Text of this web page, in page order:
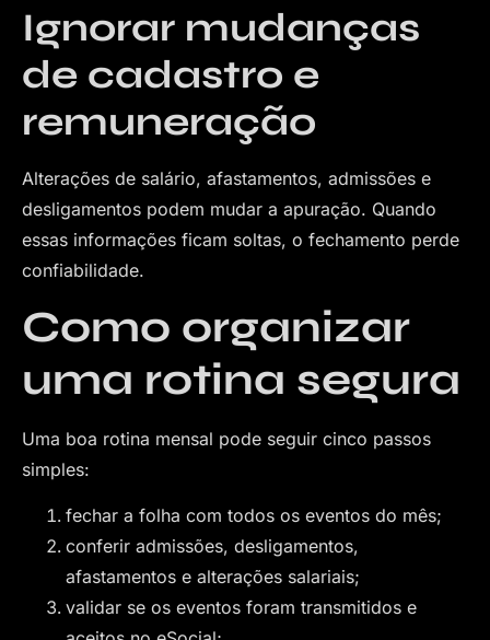
Ignorar mudanças
de cadastro e
remuneração
Alterações de salário, afastamentos, admissões e
desligamentos podem mudar a apuração. Quando
essas informações ficam soltas, o fechamento perde
confiabilidade.
Como organizar
uma rotina segura
Uma boa rotina mensal pode seguir cinco passos
simples:
fechar a folha com todos os eventos do mês;
conferir admissões, desligamentos,
afastamentos e alterações salariais;
validar se os eventos foram transmitidos e